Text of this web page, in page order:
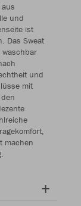
und
ist
Das Sweat
waschbar
und
mit
machen